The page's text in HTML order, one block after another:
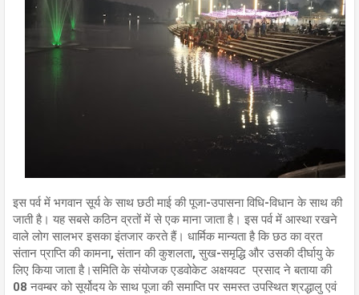
इस पर्व में भगवान सूर्य के साथ छठी माई की पूजा-उपासना विधि-विधान के साथ की
जाती है। यह सबसे कठिन व्रतों में से एक माना जाता है। इस पर्व में आस्था रखने
वाले लोग सालभर इसका इंतजार करते हैं। धार्मिक मान्यता है कि छठ का व्रत
संतान प्राप्ति की कामना, संतान की कुशलता, सुख-समृद्धि और उसकी दीर्घायु के
लिए किया जाता है।समिति के संयोजक एडवोकेट अक्षयवट प्रसाद ने बताया की
08 नवम्बर को सूर्योदय के साथ पूजा की समाप्ति पर समस्त उपस्थित श्रद्धालु एवं